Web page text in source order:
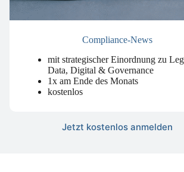
mit strategischer Einordnung zu
Data, Digital & Governance
1x am Ende des Monats